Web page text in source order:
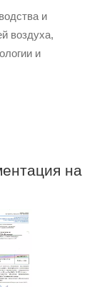
и
воздуха,
и
на